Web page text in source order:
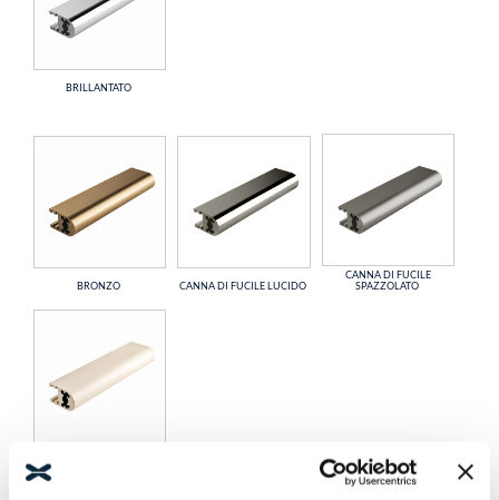
BRILLANTATO
BRONZO CANNA DI FUCILE LUCIDO
CANNA DI FUCILE
SPAZZOLATO